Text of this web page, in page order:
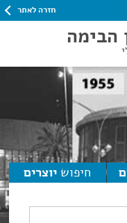
חזרה לאתר
הבימה
חיפוש יוצרים